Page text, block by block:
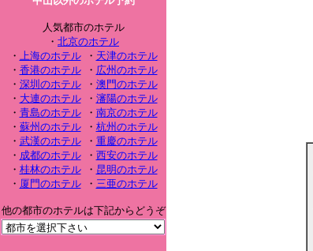
人気都市のホテル
・ 北京のホテル
・ 上海のホテル・ 天津のホテル
・ 香港のホテル・ 広州のホテル
・ 深圳のホテル・ 澳門のホテル
・ 大連のホテル・ 瀋陽のホテル
・ 青島のホテル・ 南京のホテル
・ 蘇州のホテル・ 杭州のホテル
・ 武漢のホテル・ 重慶のホテル
・ 成都のホテル・ 西安のホテル
・ 桂林のホテル・ 昆明のホテル
・ 厦門のホテル・ 三亜のホテル
他の都市のホテルは下記からどうぞ